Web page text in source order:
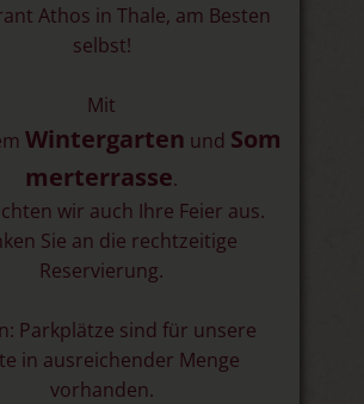
Athos in Thale, am Besten
selbst!
Mit
Wintergarten und Som
merterrasse.
wir auch Ihre Feier aus.
Sie an die rechtzeitige
Reservierung.
Parkplätze sind für unsere
in ausreichender Menge
vorhanden.